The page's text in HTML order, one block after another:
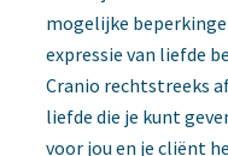
mogelijke
expressie van liefde
Cranio rechtstreeks
liefde die je kunt
voor jou en je cliënt